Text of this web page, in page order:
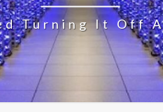
Turning It Off